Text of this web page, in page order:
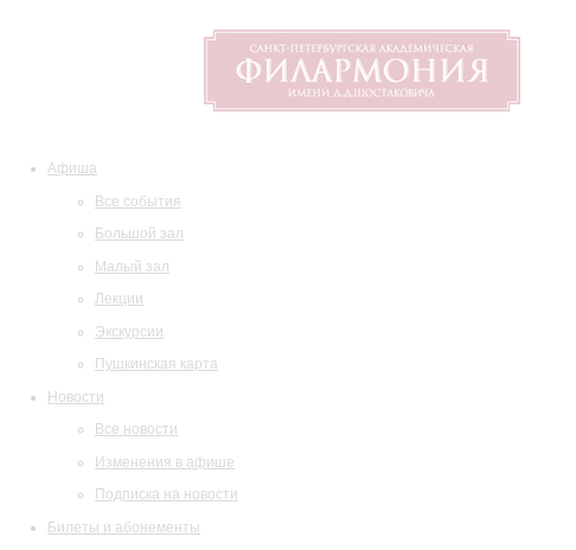
Афиша
Все события
Большой зал
Малый зал
Лекции
Экскурсии
Пушкинская карта
Новости
Все новости
Изменения в афише
Подписка на новости
Билеты и абонементы